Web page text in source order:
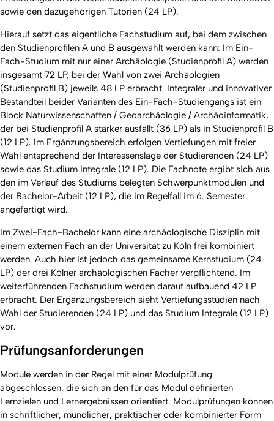
sowie den dazugehörigen Tutorien (24 LP).
Hierauf setzt das eigentliche Fachstudium auf, bei dem zwischen
den Studienprofilen A und B ausgewählt werden kann: Im Ein-
Fach-Studium mit nur einer Archäologie (Studienprofil A) werden
insgesamt 72 LP, bei der Wahl von zwei Archäologien
(Studienprofil B) jeweils 48 LP erbracht. Integraler und innovativer
Bestandteil beider Varianten des Ein-Fach-Studiengangs ist ein
Block Naturwissenschaften / Geoarchäologie / Archäoinformatik,
der bei Studienprofil A stärker ausfällt (36 LP) als in Studienprofil B
(12 LP). Im Ergänzungsbereich erfolgen Vertiefungen mit freier
Wahl entsprechend der Interessenslage der Studierenden (24 LP)
sowie das Studium Integrale (12 LP). Die Fachnote ergibt sich aus
den im Verlauf des Studiums belegten Schwerpunktmodulen und
der Bachelor-Arbeit (12 LP), die im Regelfall im 6. Semester
angefertigt wird.
Im Zwei-Fach-Bachelor kann eine archäologische Disziplin mit
einem externen Fach an der Universität zu Köln frei kombiniert
werden. Auch hier ist jedoch das gemeinsame Kernstudium (24
LP) der drei Kölner archäologischen Fächer verpflichtend. Im
weiterführenden Fachstudium werden darauf aufbauend 42 LP
erbracht. Der Ergänzungsbereich sieht Vertiefungsstudien nach
Wahl der Studierenden (24 LP) und das Studium Integrale (12 LP)
vor.
Prüfungsanforderungen
Module werden in der Regel mit einer Modulprüfung
abgeschlossen, die sich an den für das Modul definierten
Lernzielen und Lernergebnissen orientiert. Modulprüfungen können
in schriftlicher, mündlicher, praktischer oder kombinierter Form